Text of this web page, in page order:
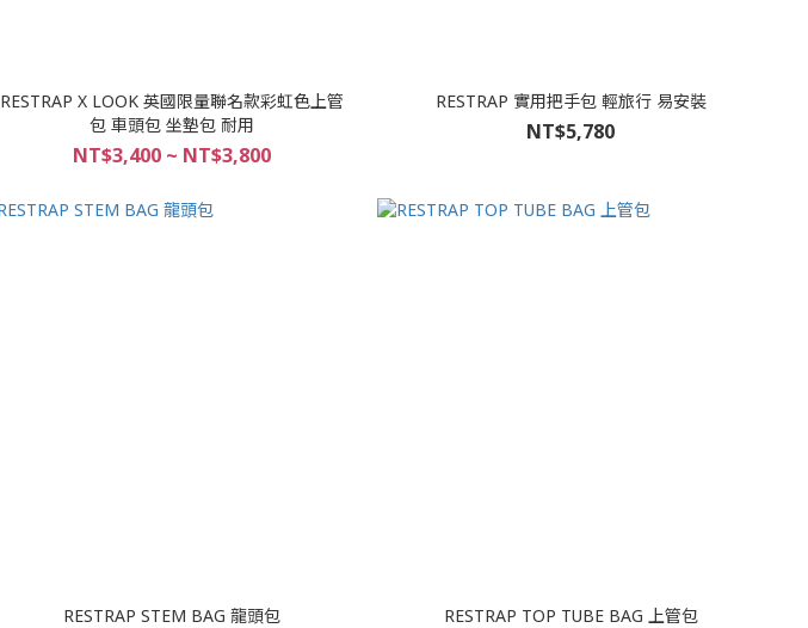
RESTRAP X LOOK 英國限量聯名款彩虹色上管
包 車頭包 坐墊包 耐用
NT$3,400 ~ NT$3,800
RESTRAP 實用把手包 輕旅行 易安裝
NT$5,780
RESTRAP STEM BAG 龍頭包 RESTRAP TOP TUBE BAG 上管包